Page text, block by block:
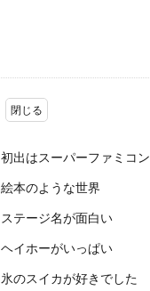
初出はスーパーファミコン
絵本のような世界
ステージ名が面白い
ヘイホーがいっぱい
氷のスイカが好きでした